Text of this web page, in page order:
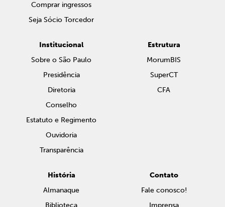
Comprar ingressos
Seja Sócio Torcedor
Institucional
Sobre o São Paulo
Presidência
Diretoria
Conselho
Estatuto e Regimento
Ouvidoria
Transparência
Estrutura
MorumBIS
SuperCT
CFA
História
Almanaque
Biblioteca
Contato
Fale conosco!
Imprensa